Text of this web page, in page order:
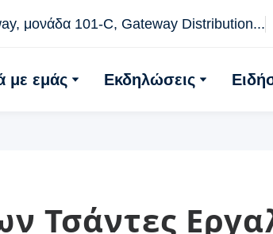
μονάδα 101-C, Gateway Distribution...
με εμάς Εκδηλώσεις
Τσάντες